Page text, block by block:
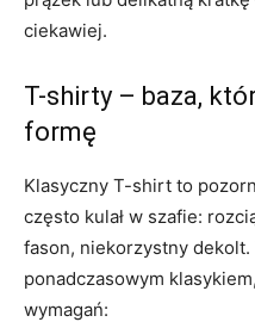
ciekawiej.
T-shirty – baza,
formę
Klasyczny T-shirt to
często kulał w szafie:
fason, niekorzystny
ponadczasowym
wymagań: